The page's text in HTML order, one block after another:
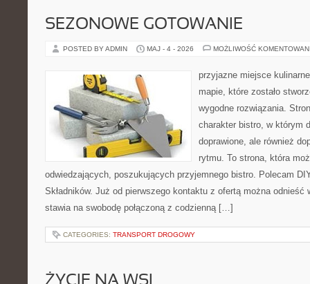
SEZONOWE GOTOWANIE
POSTED BY ADMIN MAJ - 4 - 2026 MOŻLIWOŚĆ
przyjazne miejsce
mapie, które zostało
wygodne rozwiązania.
charakter bistro, w którym
doprawione, ale również
rytmu. To strona, która
odwiedzających, poszukujących przyjemnego bistro. Polecam
Składników. Już od pierwszego kontaktu z ofertą można odnieść
stawia na swobodę połączoną z codzienną […]
CATEGORIES: TRANSPORT DROGOWY